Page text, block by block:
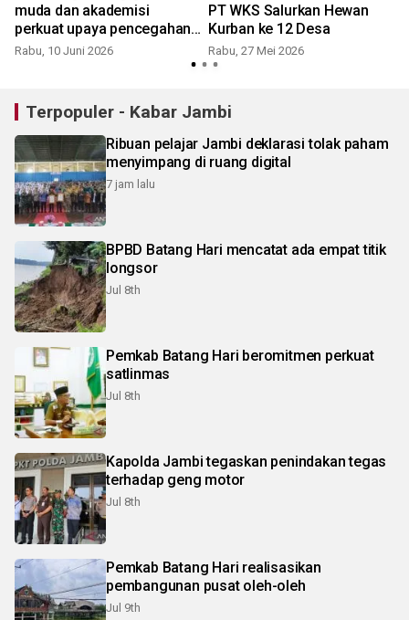
muda dan akademisi
perkuat upaya pencegahan
dan deteksi dini karhutla
Rabu, 10 Juni 2026
PT WKS Salurkan Hewan
Kurban ke 12 Desa
Rabu, 27 Mei 2026
Terpopuler - Kabar Jambi
Ribuan pelajar Jambi deklarasi tolak paham
menyimpang di ruang digital
7 jam lalu
BPBD Batang Hari mencatat ada empat titik
longsor
Jul 8th
Pemkab Batang Hari beromitmen perkuat
satlinmas
Jul 8th
Kapolda Jambi tegaskan penindakan tegas
terhadap geng motor
Jul 8th
Pemkab Batang Hari realisasikan
pembangunan pusat oleh-oleh
Jul 9th